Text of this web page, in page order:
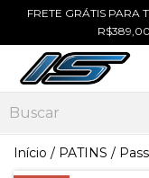
FRETE GRÁTIS PARA
Início / PATINS /